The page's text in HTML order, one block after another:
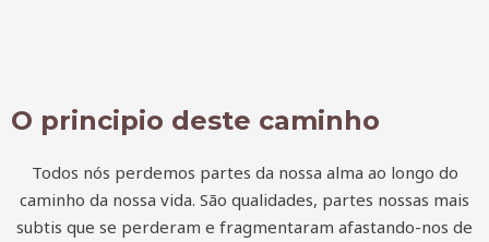
O principio deste caminho
Todos nós perdemos partes da nossa alma ao longo do
caminho da nossa vida. São qualidades, partes nossas mais
subtis que se perderam e fragmentaram afastando-nos de